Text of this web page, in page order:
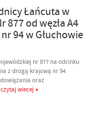
Łańcuta w
od węzła A4
94 w Głuchowie
nr 877 na odcinku
z drogą krajową nr 94
oraz
czytaj wiecej